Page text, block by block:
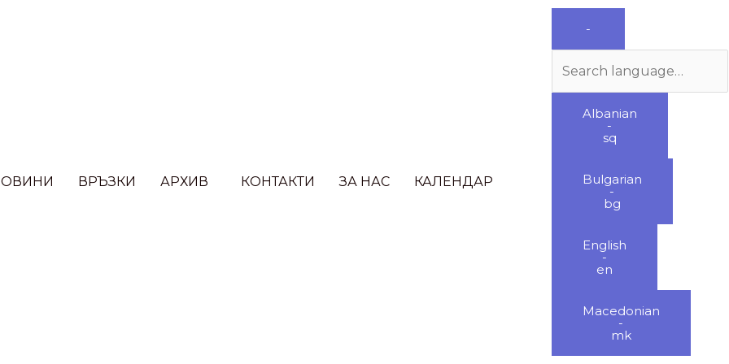
ВРЪЗКИ​ АРХИВ КОНТАКТИ ЗА НАС КАЛЕНДАР
-
Albanian
-
sq
Bulgarian
-
bg
English
-
en
Macedonian
-
mk